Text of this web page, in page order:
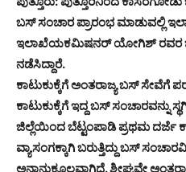
ಬಸ್ ಸಂಚಾರ ಪ್ರಾರಂಭ ಮಾಡುವಲ್ಲಿ
ಇಲಾಖೆಯ‌ಕಮಿಷನರ್ ಯೋಗಿಶ್ ರವರ
ನಡೆಸಿದ್ದಾರೆ.
ಕಾಟುಕುಕ್ಕೆಗೆ ಅಂತರಾಜ್ಯ ಬಸ್ ಸೇವೆಗೆ
ಕಾಟುಕುಕ್ಕೆಗೆ ಇದ್ದ ಬಸ್ ಸಂಚಾರವನ್ನು
ಜಿಲ್ಲೆಯಿಂದ ಬೆಟ್ಟಂಪಾಡಿ ಪ್ರಥಮ ದರ್ಜೆ
ವ್ಯಾಸಂಗಕ್ಕಾಗಿ ಬರುತ್ತಿದ್ದು ಬಸ್
ಅನಾನುಕೂಲವಾಗಿದೆ. ಶೀಘ್ರವೇ